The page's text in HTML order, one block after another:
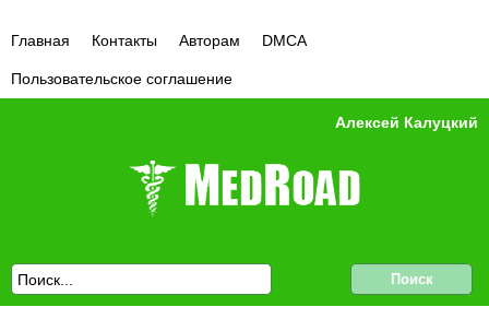
Главная Контакты Авторам DMCA
Пользовательское соглашение
Алексей Калуцкий